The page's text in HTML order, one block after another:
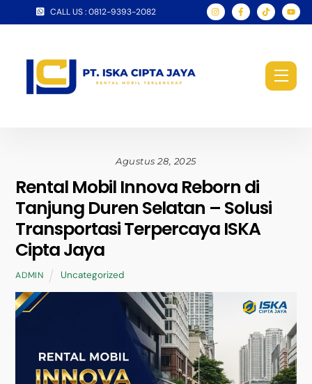
CALL US : 0812-9393-2082
Agustus 28, 2025
Rental Mobil Innova Reborn di
Tanjung Duren Selatan – Solusi
Transportasi Terpercaya ISKA
Cipta Jaya
ADMIN Uncategorized